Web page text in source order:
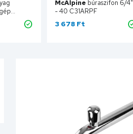
McAlpine búraszifon 6/4"
- 40 C31ARPF
3 678 Ft